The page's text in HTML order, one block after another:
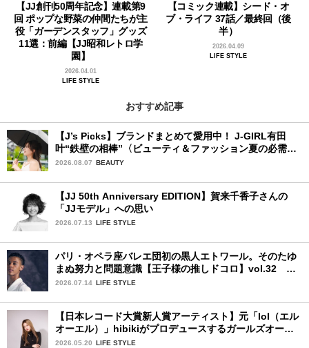
【JJ創刊50周年記念】連載第9
回 ポップな野菜の仲間たちが主
役「ガーデンスタッフ」グッズ
11選：前編【JJ昭和レトロ学
園】
2026.04.01
LIFE STYLE
【コミック連載】シード・オ
ブ・ライフ 37話／最終回（後
半）
2026.04.09
LIFE STYLE
おすすめ記事
【J’s Picks】ブランドまとめて愛用中！ J-GIRL有田
叶“鉄壁の相棒”〈ビューティ＆ファッション夏の必需
品〉
2026.08.07 BEAUTY
【JJ 50th Anniversary EDITION】賀来千香子さんの
「JJモデル」への思い
2026.07.13 LIFE STYLE
パリ・オペラ座バレエ団初の黒人エトワール。そのたゆ
まぬ努力と問題意識【王子様の推しドコロ】vol.32 ギ
ヨーム・ディオップさん
2026.07.14 LIFE STYLE
【日本レコード大賞新人賞アーティスト】元「lol（エル
オーエル）」hibikiがプロデュースするガールズオーデ
ィションが始動！ 応募は5月31日（日）まで
2026.05.20 LIFE STYLE